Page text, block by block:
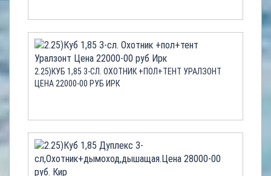
2.25)КУБ 1,85 3-СЛ. ОХОТНИК +ПОЛ+ТЕНТ УРАЛЗОНТ
ЦЕНА 22000-00 РУБ ИРК